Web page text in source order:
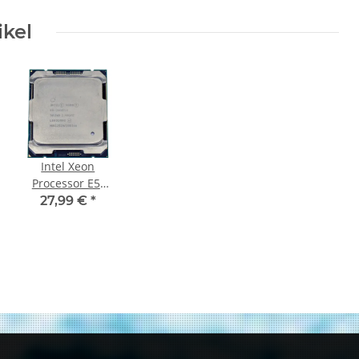
Intel Xeon
Processor E5-
2658 V4 14-Core
27,99 € *